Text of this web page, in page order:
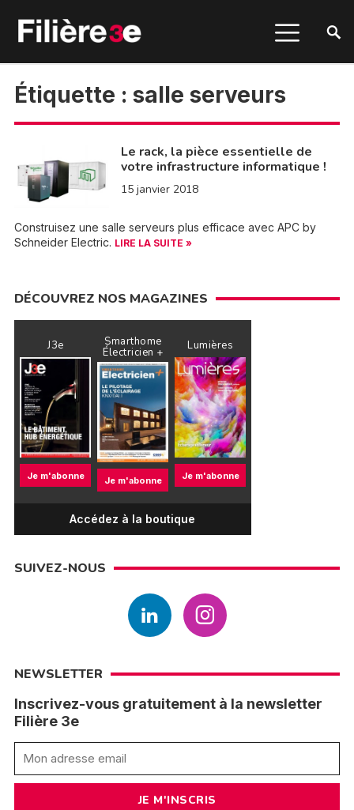
Étiquette : salle serveurs
Le rack, la pièce essentielle de
votre infrastructure informatique !
15 janvier 2018
Construisez une salle serveurs plus efficace avec APC by
Schneider Electric. LIRE LA SUITE »
DÉCOUVREZ NOS MAGAZINES
J3e
Je m'abonne
Smarthome
Électricien +
Je m'abonne
Lumières
Je m'abonne
Accédez à la boutique
SUIVEZ-NOUS
NEWSLETTER
Inscrivez-vous gratuitement à la newsletter
Filière 3e